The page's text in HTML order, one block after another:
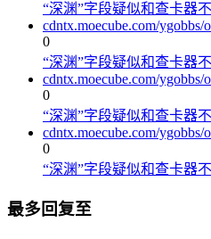
“深渊”字段疑似和查卡器
cdntx.moecube.com/
0
“深渊”字段疑似和查卡器
cdntx.moecube.com/
0
“深渊”字段疑似和查卡器
cdntx.moecube.com/
0
“深渊”字段疑似和查卡器
最多回复至